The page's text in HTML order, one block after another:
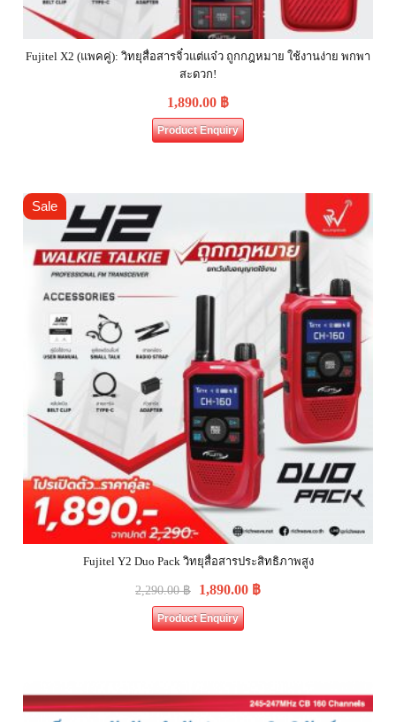
Fujitel X2 (แพคคู่): วิทยุสื่อสารจิ๋วแต่แจ๋ว ถูกกฎหมาย ใช้งานง่าย พกพา
สะดวก!
1,890.00 ฿
Product Enquiry
Sale
Fujitel Y2 Duo Pack วิทยุสื่อสารประสิทธิภาพสูง
2,290.00฿ 1,890.00 ฿
Product Enquiry